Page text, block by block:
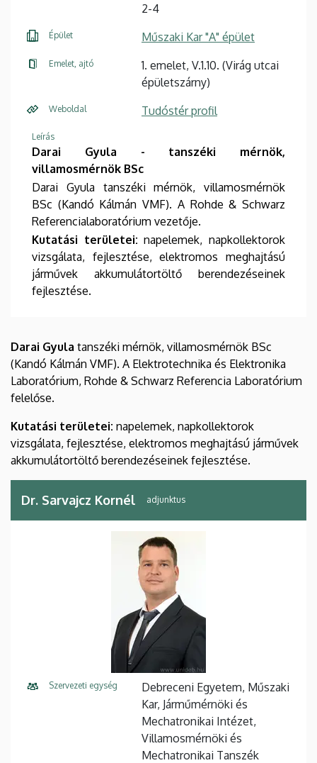
2-4
Épület Műszaki Kar "A" épület
Emelet, ajtó
1. emelet, V.1.10. (Virág utcai
épületszárny)
Weboldal Tudóstér profil
Leírás
Darai Gyula - tanszéki mérnök,
villamosmérnök BSc
Darai Gyula tanszéki mérnök, villamosmérnök
BSc (Kandó Kálmán VMF). A Rohde & Schwarz
Referencialaboratórium vezetője.
Kutatási területei: napelemek, napkollektorok
vizsgálata, fejlesztése, elektromos meghajtású
járművek akkumulátortöltő berendezéseinek
fejlesztése.
Darai Gyula tanszéki mérnök, villamosmérnök BSc
(Kandó Kálmán VMF). A Elektrotechnika és Elektronika
Laboratórium, Rohde & Schwarz Referencia Laboratórium
felelőse.
Kutatási területei: napelemek, napkollektorok
vizsgálata, fejlesztése, elektromos meghajtású járművek
akkumulátortöltő berendezéseinek fejlesztése.
Dr. Sarvajcz Kornél adjunktus
Szervezeti egység
Debreceni Egyetem, Műszaki
Kar, Járműmérnöki és
Mechatronikai Intézet,
Villamosmérnöki és
Mechatronikai Tanszék